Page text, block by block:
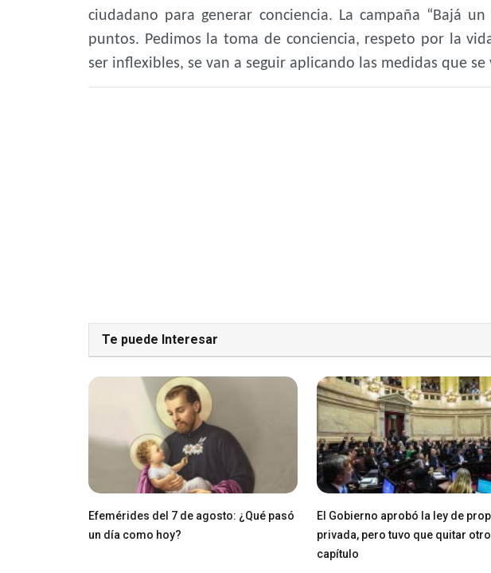
ciudadano para generar conciencia. La campaña “Bajá
puntos. Pedimos la toma de conciencia, respeto por la
ser inflexibles, se van a seguir aplicando las medidas que se
Te puede Interesar
Efemérides del 7 de agosto: ¿Qué pasó
un día como hoy?
El Gobierno aprobó la ley de
privada, pero tuvo que quitar otro
capítulo